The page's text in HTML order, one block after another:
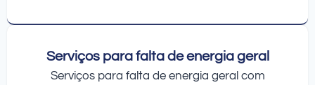
Serviços para falta de energia geral
Serviços para falta de energia geral com